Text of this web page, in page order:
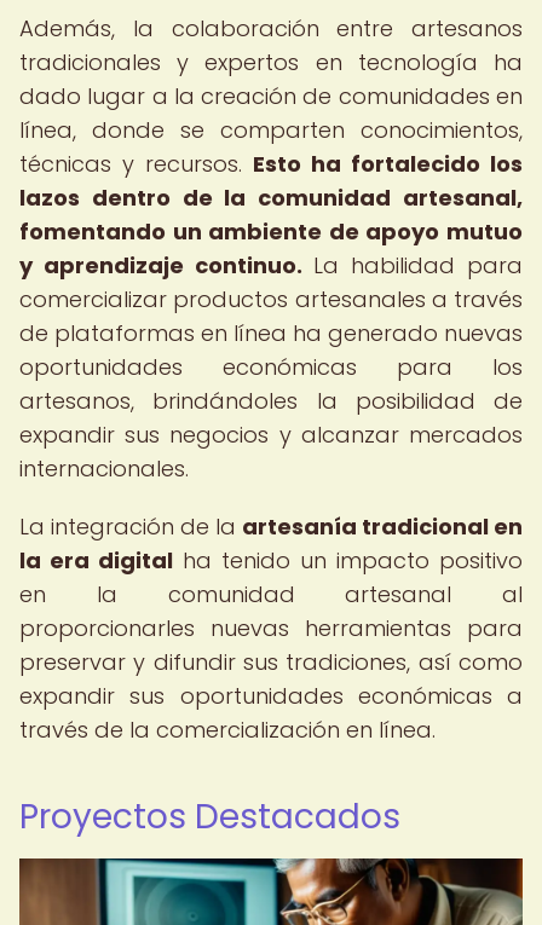
Además, la colaboración entre artesanos
tradicionales y expertos en tecnología ha
dado lugar a la creación de comunidades en
línea, donde se comparten conocimientos,
técnicas y recursos. Esto ha fortalecido los
lazos dentro de la comunidad artesanal,
fomentando un ambiente de apoyo mutuo
y aprendizaje continuo. La habilidad para
comercializar productos artesanales a través
de plataformas en línea ha generado nuevas
oportunidades económicas para los
artesanos, brindándoles la posibilidad de
expandir sus negocios y alcanzar mercados
internacionales.
La integración de la artesanía tradicional en
la era digital ha tenido un impacto positivo
en la comunidad artesanal al
proporcionarles nuevas herramientas para
preservar y difundir sus tradiciones, así como
expandir sus oportunidades económicas a
través de la comercialización en línea.
Proyectos Destacados